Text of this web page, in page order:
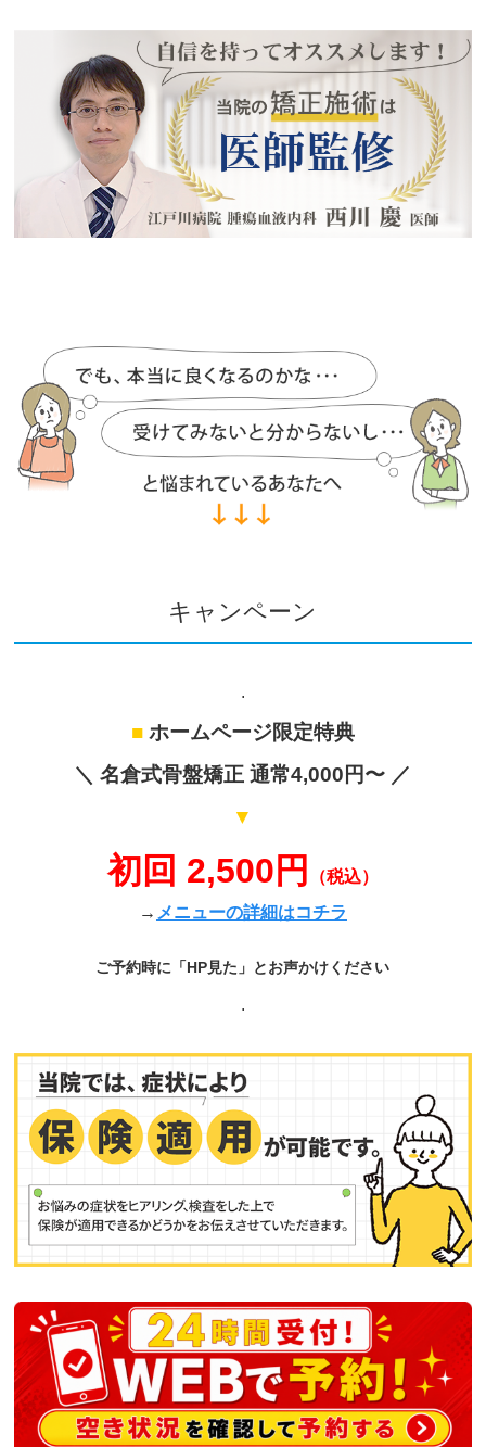
キャンペーン
.
■ホームページ限定特典
＼ 名倉式骨盤矯正 通常4,000円〜 ／
▼
初回 2,500円
（税込）
→ メニューの詳細はコチラ
ご予約時に「HP見た」とお声かけください
.